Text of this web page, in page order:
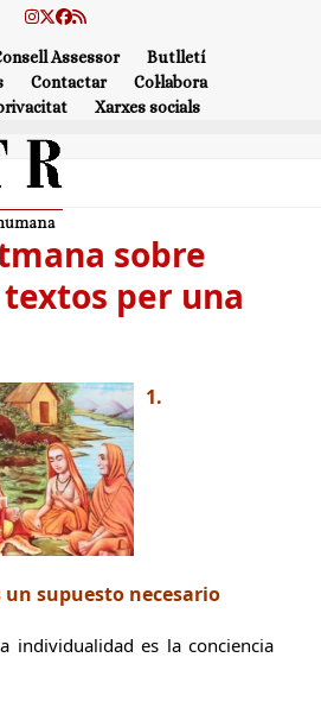
Instagram
Twitter
Facebook
RSS
Assessor
Butlletí
Contactar
Col·labora
Xarxes socials
sobre
textos per una
1.
supuesto necesario
individualidad es la conciencia